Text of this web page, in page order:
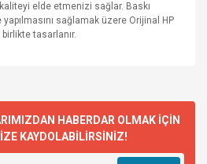
elde etmenizi sağlar. Baskı
sağlamak üzere Orijinal HP
tasarlanır.
HABERDAR OLMAK İÇİN
KAYDOLABİLİRSİNİZ!